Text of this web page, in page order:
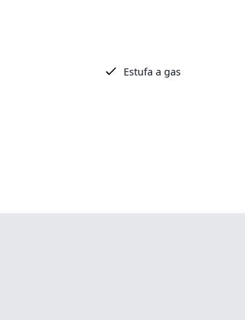
Estufa a gas